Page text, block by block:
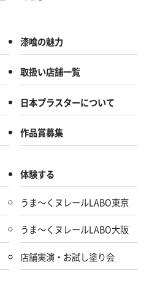
漆喰の魅力
取扱い店舗一覧
日本プラスターについて
作品賞募集
体験する
うま～くヌレールLABO東京
うま～くヌレールLABO大阪
店舗実演・お試し塗り会